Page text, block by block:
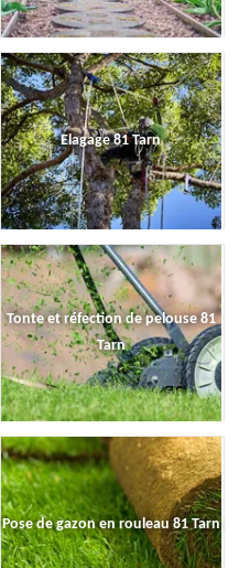
Elagage 81 Tarn
Tonte et réfection de pelouse 81
Tarn
Pose de gazon en rouleau 81 Tarn